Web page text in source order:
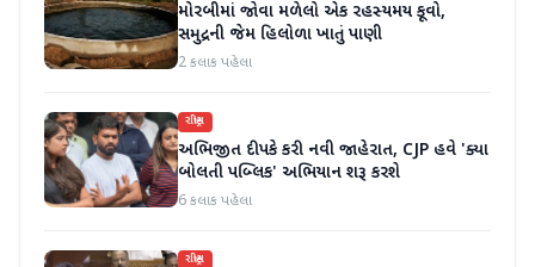
મોરબીમાં જોવા મળેલો એક રહસ્યમય કૂવો,
સમુદ્રની જેમ હિલોળા ખાતું પાણી
2 કલાક પહેલા
રાષ્ટ્રીય
અભિજીત દીપકે કરી નવી જાહેરાત, CJP હવે 'ક્યા
બોલતી પબ્લિક' અભિયાન શરૂ કરશે
6 કલાક પહેલા
રાષ્ટ્રીય